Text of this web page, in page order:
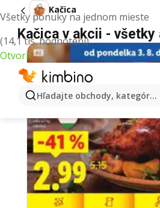
Všetky ponuky na jednom mieste
(14,1 tis. hodnotení)
Otvoriť
Hľadajte obchody,
Kačica
Kačica v akcii - všetky